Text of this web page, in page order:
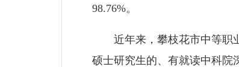
98.76%。
近年来，攀枝花市中等职业
硕士研究生的、有就读中科院